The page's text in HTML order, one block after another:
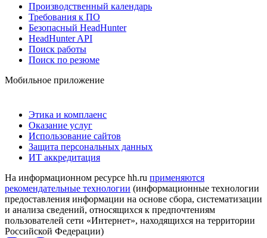
Производственный календарь
Требования к ПО
Безопасный HeadHunter
HeadHunter API
Поиск работы
Поиск по резюме
Мобильное приложение
Этика и комплаенс
Оказание услуг
Использование сайтов
Защита персональных данных
ИТ аккредитация
На информационном ресурсе hh.ru применяются
рекомендательные технологии (информационные технологии
предоставления информации на основе сбора, систематизации
и анализа сведений, относящихся к предпочтениям
пользователей сети «Интернет», находящихся на территории
Российской Федерации)